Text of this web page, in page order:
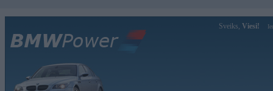
Sveiks, Viesi!